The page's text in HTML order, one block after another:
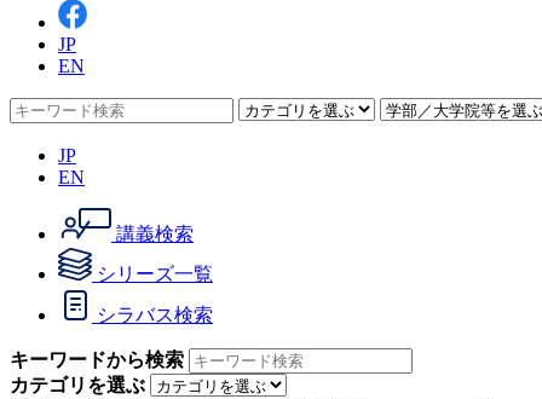
JP
EN
JP
EN
講義検索
シリーズ一覧
シラバス検索
キーワードから検索
カテゴリを選ぶ